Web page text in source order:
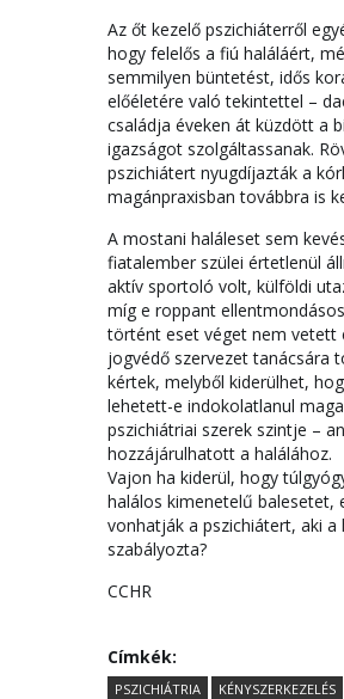
Az őt kezelő pszichiáterről
hogy felelős a fiú haláláért,
semmilyen büntetést, idős
előéletére való tekintettel –
családja éveken át küzdött a
igazságot szolgáltassanak.
pszichiátert nyugdíjazták a
magánpraxisban továbbra is
A mostani haláleset sem
fiatalember szülei értetlenül
aktív sportoló volt, külföldi
míg e roppant
történt eset véget nem vetett
jogvédő szervezet tanácsára
kértek, melyből kiderülhet,
lehetett-e indokolatlanul
pszichiátriai szerek szintje –
hozzájárulhatott a halálához.
Vajon ha kiderül, hogy
halálos kimenetelű balesetet,
vonhatják a pszichiátert, aki
szabályozta?
CCHR
Címkék:
PSZICHIÁTRIA KÉNYSZERKEZELÉS